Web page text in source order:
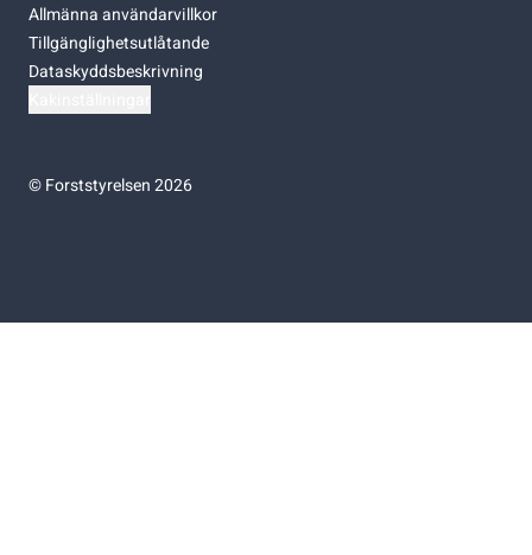
Allmänna användarvillkor
Tillgänglighetsutlåtande
Dataskyddsbeskrivning
©Forststyrelsen 2026